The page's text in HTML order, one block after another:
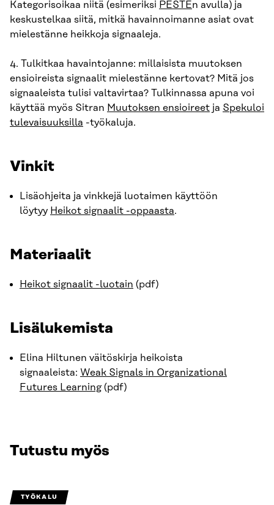
Kategorisoikaa niitä (esimeriksi PESTEn avulla) ja
keskustelkaa siitä, mitkä havainnoimanne asiat ovat
mielestänne heikkoja signaaleja.
4. Tulkitkaa havaintojanne: millaisista muutoksen
ensioireista signaalit mielestänne kertovat? Mitä jos
signaaleista tulisi valtavirtaa? Tulkinnassa apuna voi
käyttää myös Sitran Muutoksen ensioireet ja Spekuloi
tulevaisuuksilla -työkaluja.
Vinkit
Lisäohjeita ja vinkkejä luotaimen käyttöön
löytyy Heikot signaalit -oppaasta.
Materiaalit
Heikot signaalit -luotain (pdf)
Lisälukemista
Elina Hiltunen väitöskirja heikoista
signaaleista: Weak Signals in Organizational
Futures Learning(pdf)
Tutustu myös
TYÖKALU